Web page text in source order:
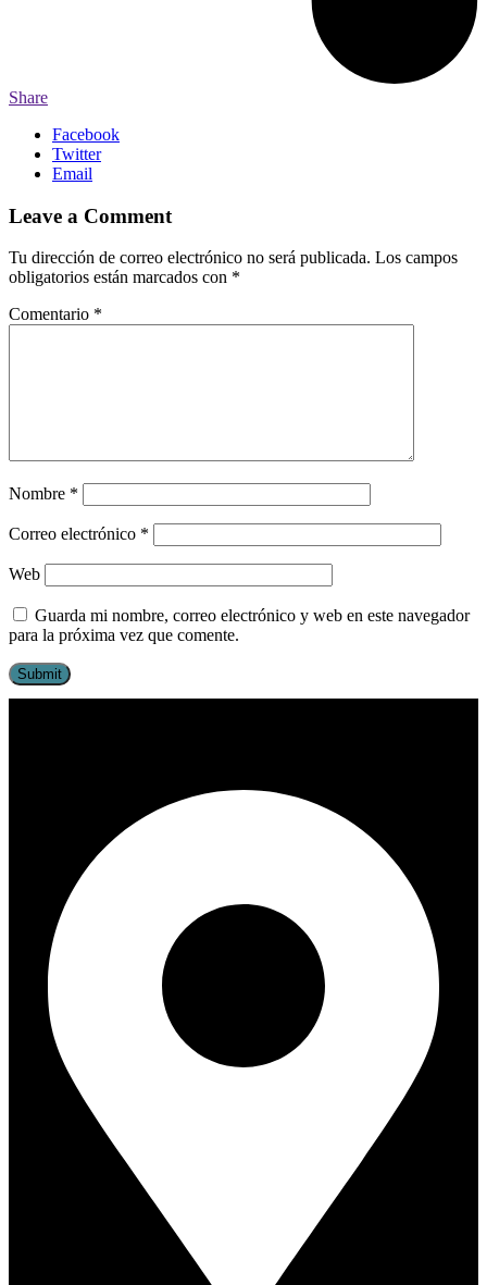
Share
Facebook
Twitter
Email
Leave a Comment
Tu dirección de correo electrónico no será publicada. Los campos
obligatorios están marcados con *
Comentario *
Nombre *
Correo electrónico *
Web
Guarda mi nombre, correo electrónico y web en este navegador
para la próxima vez que comente.